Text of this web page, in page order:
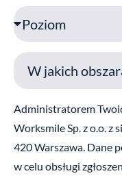
a
r
_
f
r
m
y
a
n
w
i
s
k
o
P
o
m
Administratorem
Worksmile Sp. z o.o. z
420 Warszawa. Dane
w celu obsługi